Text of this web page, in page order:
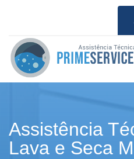
Assistência
Lava e Seca